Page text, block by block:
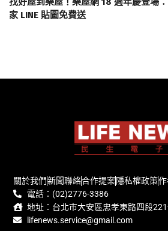
家 LINE 貼圖免費送
關於我們新聞聯絡合作提案隱私權政策
電話：(02)2776-3386
地址：台北市大安區忠孝東路四段
lifenews.service@gmail.com